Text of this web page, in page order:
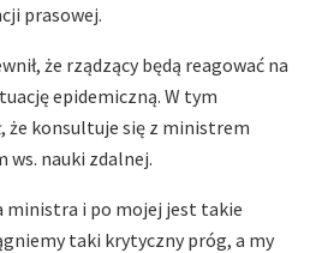
prasowej.
że rządzący będą reagować na
epidemiczną. W tym
że konsultuje się z ministrem
ws. nauki zdalnej.
ministra i po mojej jest takie
taki krytyczny próg, a my